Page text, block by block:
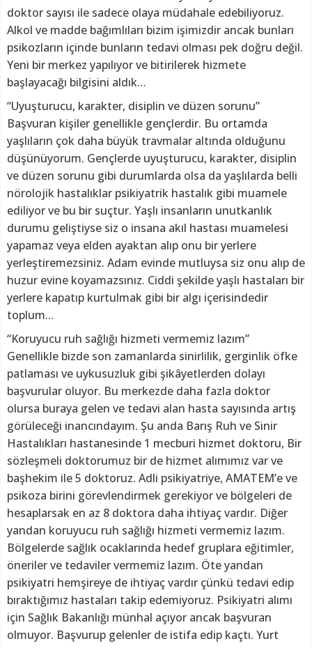
doktor sayısı ile sadece olaya müdahale edebiliyoruz.
Alkol ve madde bağımlıları bizim işimizdir ancak bunları
psikozların içinde bunların tedavi olması pek doğru değil.
Yeni bir merkez yapılıyor ve bitirilerek hizmete
başlayacağı bilgisini aldık…
“Uyuşturucu, karakter, disiplin ve düzen sorunu”
Başvuran kişiler genellikle gençlerdir. Bu ortamda
yaşlıların çok daha büyük travmalar altında olduğunu
düşünüyorum. Gençlerde uyuşturucu, karakter, disiplin
ve düzen sorunu gibi durumlarda olsa da yaşlılarda belli
nörolojik hastalıklar psikiyatrik hastalık gibi muamele
ediliyor ve bu bir suçtur. Yaşlı insanların unutkanlık
durumu geliştiyse siz o insana akıl hastası muamelesi
yapamaz veya elden ayaktan alıp onu bir yerlere
yerleştiremezsiniz. Adam evinde mutluysa siz onu alıp de
huzur evine koyamazsınız. Ciddi şekilde yaşlı hastaları bir
yerlere kapatıp kurtulmak gibi bir algı içerisindedir
toplum…
“Koruyucu ruh sağlığı hizmeti vermemiz lazım”
Genellikle bizde son zamanlarda sinirlilik, gerginlik öfke
patlaması ve uykusuzluk gibi şikâyetlerden dolayı
başvurular oluyor. Bu merkezde daha fazla doktor
olursa buraya gelen ve tedavi alan hasta sayısında artış
görüleceği inancındayım. Şu anda Barış Ruh ve Sinir
Hastalıkları hastanesinde 1 mecburi hizmet doktoru, Bir
sözleşmeli doktorumuz bir de hizmet alımımız var ve
başhekim ile 5 doktoruz. Adli psikiyatriye, AMATEM’e ve
psikoza birini görevlendirmek gerekiyor ve bölgeleri de
hesaplarsak en az 8 doktora daha ihtiyaç vardır. Diğer
yandan koruyucu ruh sağlığı hizmeti vermemiz lazım.
Bölgelerde sağlık ocaklarında hedef gruplara eğitimler,
öneriler ve tedaviler vermemiz lazım. Öte yandan
psikiyatri hemşireye de ihtiyaç vardır çünkü tedavi edip
bıraktığımız hastaları takip edemiyoruz. Psikiyatri alımı
için Sağlık Bakanlığı münhal açıyor ancak başvuran
olmuyor. Başvurup gelenler de istifa edip kaçtı. Yurt